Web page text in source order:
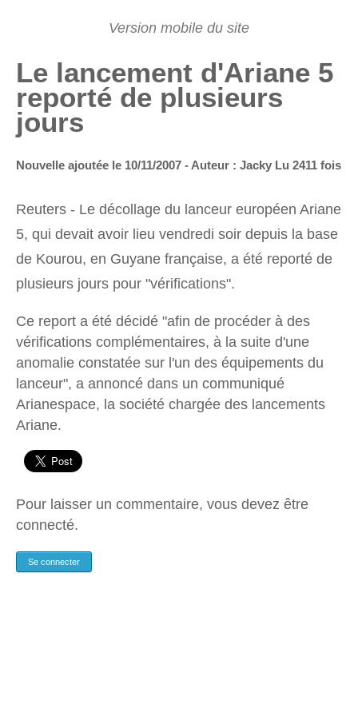
Le lancement d'Ariane 5
reporté de plusieurs
jours
Nouvelle ajoutée le 10/11/2007 - Auteur : Jacky Lu 2411 fois
Reuters - Le décollage du lanceur européen Ariane
5, qui devait avoir lieu vendredi soir depuis la base
de Kourou, en Guyane française, a été reporté de
plusieurs jours pour "vérifications".
Ce report a été décidé "afin de procéder à des
vérifications complémentaires, à la suite d'une
anomalie constatée sur l'un des équipements du
lanceur", a annoncé dans un communiqué
Arianespace, la société chargée des lancements
Ariane.
Pour laisser un commentaire, vous devez être
connecté.
Se connecter